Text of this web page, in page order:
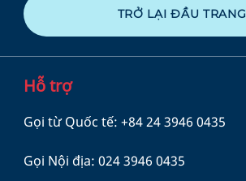
TRỞ LẠI ĐẦU TRANG
Hỗ trợ
Gọi từ Quốc tế:+84 24 3946 0435
Gọi Nội địa:024 3946 0435